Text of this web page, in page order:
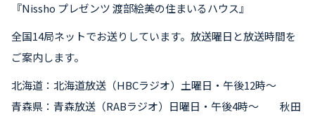
『Nissho プレゼンツ 渡部絵美の住まいるハウス』
全国14局ネットでお送りしています。放送曜日と放送時間を
ご案内します。
北海道：北海道放送（HBCラジオ）土曜日・午後12時～
青森県：青森放送（RABラジオ）日曜日・午後4時～ 秋田